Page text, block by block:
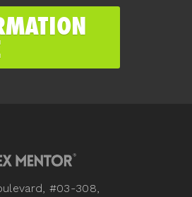
#03-308,